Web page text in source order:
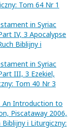
Tom 64 Nr 1
in Syriac
IV, 3 Apocalypse
Biblijny i
in Syriac
III, 3 Ezekiel,
Tom 40 Nr 3
An Introduction to
Piscataway 2006,
Biblijny i Liturgiczny: